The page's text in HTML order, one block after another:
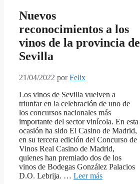
Nuevos
reconocimientos a los
vinos de la provincia de
Sevilla
21/04/2022 porFelix
Los vinos de Sevilla vuelven a
triunfar en la celebración de uno de
los concursos nacionales más
importante del sector vinícola. En esta
ocasión ha sido El Casino de Madrid,
en su tercera edición del Concurso de
Vinos Real Casino de Madrid,
quienes han premiado dos de los
vinos de Bodegas González Palacios
D.O. Lebrija. … Leer más